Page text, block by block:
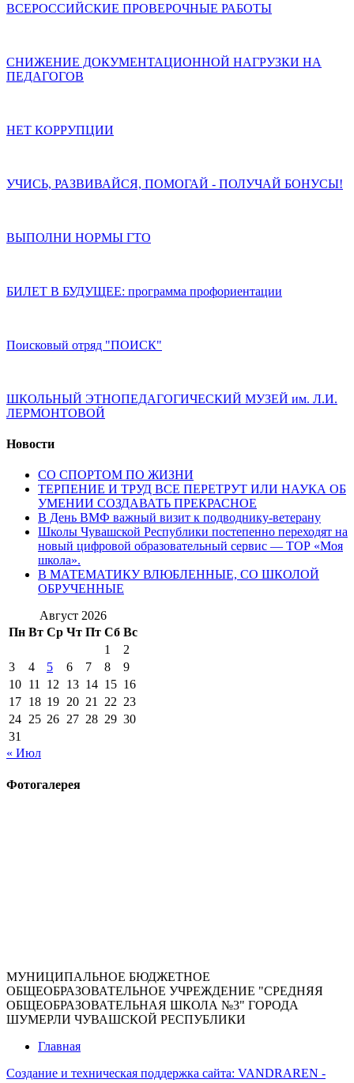
ВСЕРОССИЙСКИЕ ПРОВЕРОЧНЫЕ РАБОТЫ
СНИЖЕНИЕ ДОКУМЕНТАЦИОННОЙ НАГРУЗКИ НА
ПЕДАГОГОВ
НЕТ КОРРУПЦИИ
УЧИСЬ, РАЗВИВАЙСЯ, ПОМОГАЙ - ПОЛУЧАЙ БОНУСЫ!
ВЫПОЛНИ НОРМЫ ГТО
БИЛЕТ В БУДУЩЕЕ: программа профориентации
Поисковый отряд "ПОИСК"
ШКОЛЬНЫЙ ЭТНОПЕДАГОГИЧЕСКИЙ МУЗЕЙ им. Л.И.
ЛЕРМОНТОВОЙ
Новости
СО СПОРТОМ ПО ЖИЗНИ
ТЕРПЕНИЕ И ТРУД ВСЕ ПЕРЕТРУТ ИЛИ НАУКА ОБ
УМЕНИИ СОЗДАВАТЬ ПРЕКРАСНОЕ
В День ВМФ важный визит к подводнику-ветерану
Школы Чувашской Республики постепенно переходят на
новый цифровой образовательный сервис — ТОР «Моя
школа».
В МАТЕМАТИКУ ВЛЮБЛЕННЫЕ, СО ШКОЛОЙ
ОБРУЧЕННЫЕ
Август 2026
Пн Вт Ср Чт Пт Сб Вс
1
2
3
4 5 6 7 8
9
10 11 12 13 14 15 16
17 18 19 20 21 22 23
24 25 26 27 28 29 30
31
« Июл
Фотогалерея
МУНИЦИПАЛЬНОЕ БЮДЖЕТНОЕ
ОБЩЕОБРАЗОВАТЕЛЬНОЕ УЧРЕЖДЕНИЕ "СРЕДНЯЯ
ОБЩЕОБРАЗОВАТЕЛЬНАЯ ШКОЛА №3" ГОРОДА
ШУМЕРЛИ ЧУВАШСКОЙ РЕСПУБЛИКИ
Главная
Создание и техническая поддержка сайта: VANDRAREN -